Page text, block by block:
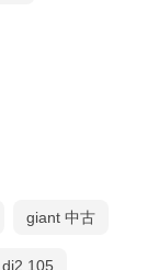
giant 中古
di2 105